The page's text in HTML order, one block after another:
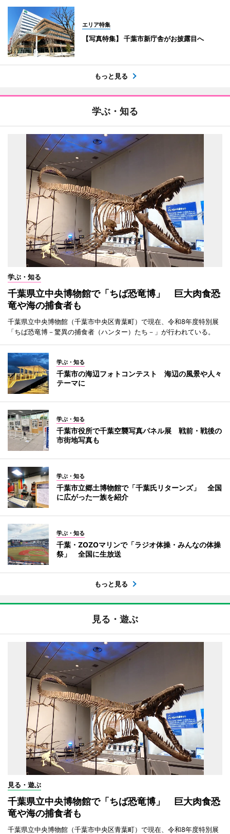
エリア特集
【写真特集】 千葉市新庁舎がお披露目へ
もっと見る
学ぶ・知る
学ぶ・知る
千葉県立中央博物館で「ちば恐竜博」 巨大肉食恐
竜や海の捕食者も
千葉県立中央博物館（千葉市中央区青葉町）で現在、令和8年度特別展
「ちば恐竜博－驚異の捕食者（ハンター）たち－」が行われている。
学ぶ・知る
千葉市の海辺フォトコンテスト 海辺の風景や人々
テーマに
学ぶ・知る
千葉市役所で千葉空襲写真パネル展 戦前・戦後の
市街地写真も
学ぶ・知る
千葉市立郷土博物館で「千葉氏リターンズ」 全国
に広がった一族を紹介
学ぶ・知る
千葉・ZOZOマリンで「ラジオ体操・みんなの体操
祭」 全国に生放送
もっと見る
見る・遊ぶ
見る・遊ぶ
千葉県立中央博物館で「ちば恐竜博」 巨大肉食恐
竜や海の捕食者も
千葉県立中央博物館（千葉市中央区青葉町）で現在、令和8年度特別展